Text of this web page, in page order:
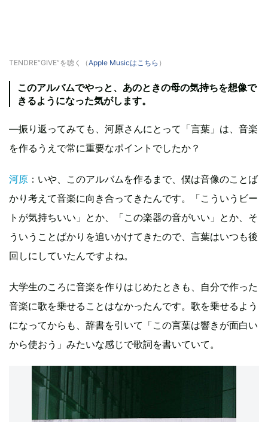
TENDRE“GIVE”を聴く（Apple Musicはこちら ）
このアルバムでやっと、あのときの母の気持ちを想像で
きるようになった気がします。
—振り返ってみても、河原さんにとって「言葉」は、音楽
を作るうえで常に重要なポイントでしたか？
河原 ：いや、このアルバムを作るまで、僕は音像のことば
かり考えて音楽に向き合ってきたんです。「こういうビー
トが気持ちいい」とか、「この楽器の音がいい」とか、そ
ういうことばかりを追いかけてきたので、言葉はいつも後
回しにしていたんですよね。
大学生のころに音楽を作りはじめたときも、自分で作った
音楽に歌を乗せることはなかったんです。歌を乗せるよう
になってからも、辞書を引いて「この言葉は響きが面白い
から使おう」みたいな感じで歌詞を書いていて。